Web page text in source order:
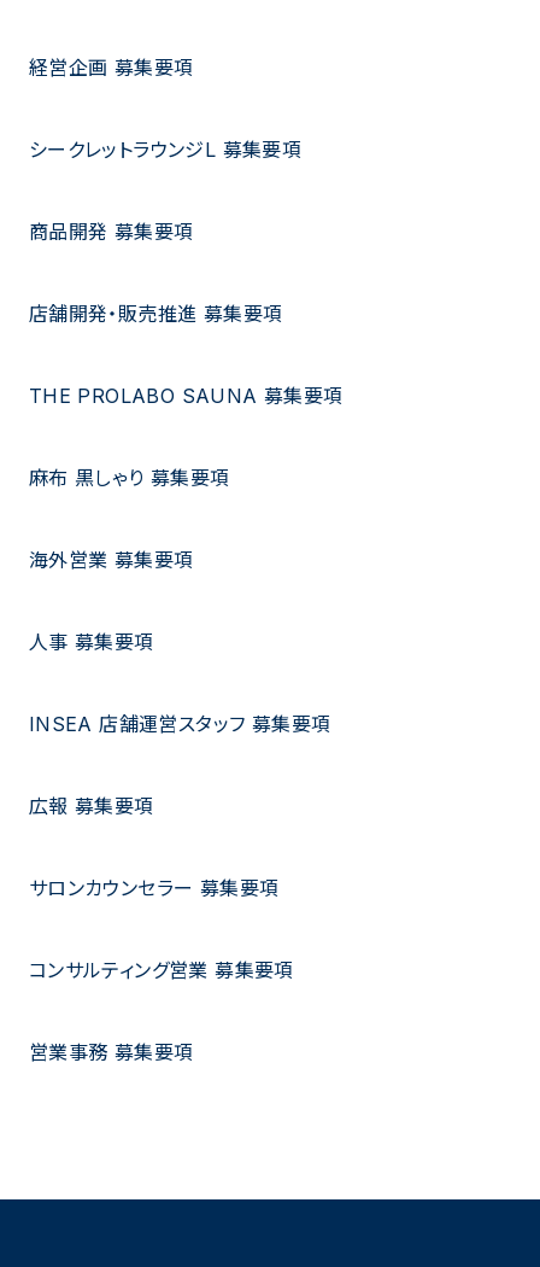
経営企画 募集要項
シークレットラウンジL 募集要項
商品開発 募集要項
店舗開発・販売推進 募集要項
THE PROLABO SAUNA 募集要項
麻布 黒しゃり 募集要項
海外営業 募集要項
人事 募集要項
INSEA 店舗運営スタッフ 募集要項
広報 募集要項
サロンカウンセラー 募集要項
コンサルティング営業 募集要項
営業事務 募集要項